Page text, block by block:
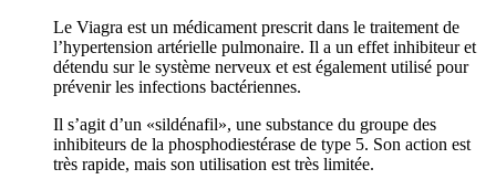
Le Viagra est un médicament prescrit dans le traitement de
l’hypertension artérielle pulmonaire. Il a un effet inhibiteur et
détendu sur le système nerveux et est également utilisé pour
prévenir les infections bactériennes.
Il s’agit d’un «sildénafil», une substance du groupe des
inhibiteurs de la phosphodiestérase de type 5. Son action est
très rapide, mais son utilisation est très limitée.